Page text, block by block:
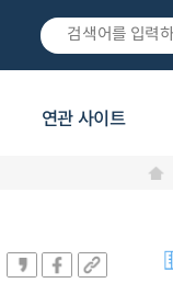
연관 사이트